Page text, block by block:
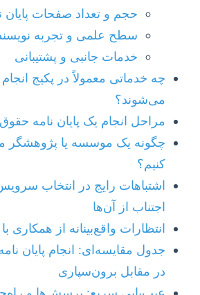
حجم و تعداد صفحات پایان
سطح علمی و تجربه
خدمات جانبی و پشتیبانی
چه خدماتی معمولاً در پکیج انجام
می‌شوند؟
مراحل انجام یک پایان نامه
چگونه یک موسسه یا پژوهشگر
کنیم؟
اشتباهات رایج در انتخاب
اجتناب از آن‌ها
انتظارات واقع‌بینانه از همکاری
جدول مقایسه‌ای: انجام پایان
در مقابل برون‌سپاری